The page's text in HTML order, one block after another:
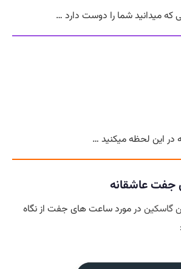
میدانید شما را دوست دارد …
در این لحظه میکنید …
عاشقانه
گاسکین در مورد ساعت های جفت از نگاه